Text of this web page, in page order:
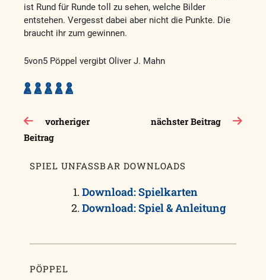
ist Rund für Runde toll zu sehen, welche Bilder
entstehen. Vergesst dabei aber nicht die Punkte. Die
braucht ihr zum gewinnen.
5von5 Pöppel vergibt Oliver J. Mahn
Beitragsnavigation
vorheriger
Beitrag
nächster Beitrag
SPIEL UNFASSBAR DOWNLOADS
Download: Spielkarten
Download: Spiel & Anleitung
PÖPPEL